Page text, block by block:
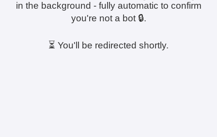
in the background - fully automatic to confirm
you're not a bot 🔒.
⏳ You'll be redirected shortly.